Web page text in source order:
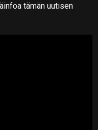
tämän uutisen